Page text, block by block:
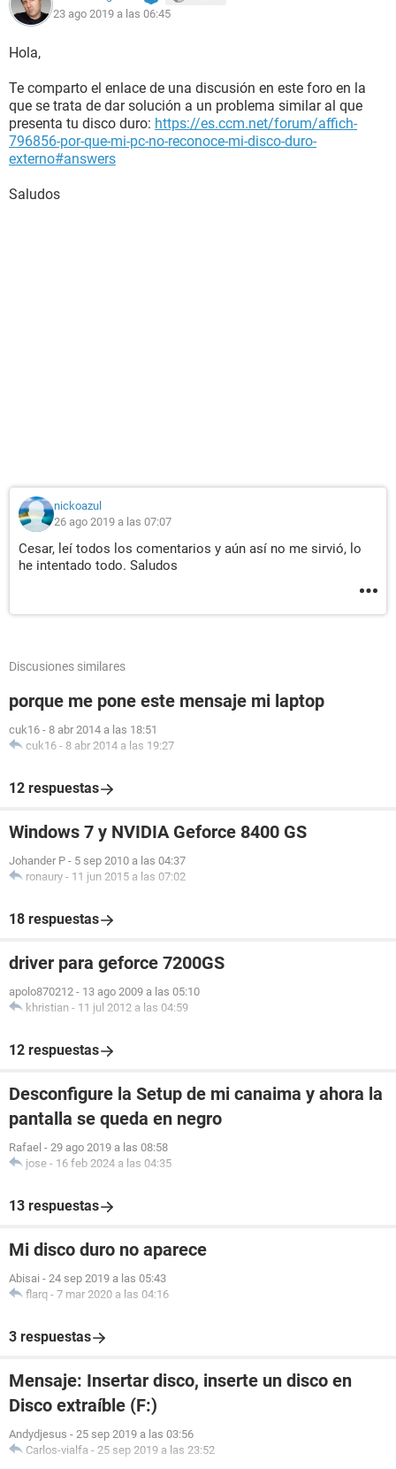
queda trancado por un largo rato y luego se arregla y dice
estudios y no puedo formatearlo por ese motivo.
He leído que puede ser por algún driver que este causando el
error, pero desconozco la información.
AGRADECERÍA PROFUNDAMENTE CUALQUIER TIPO DE
AYUDA.
23 ago 2019 a las 06:45
Hola,
Te comparto el enlace de una discusión en este foro en la
que se trata de dar solución a un problema similar al que
presenta tu disco duro: https://es.ccm.net/forum/affich-
796856-por-que-mi-pc-no-reconoce-mi-disco-duro-
externo#answers
Saludos
nickoazul
26 ago 2019 a las 07:07
Cesar, leí todos los comentarios y aún así no me sirvió, lo
he intentado todo. Saludos
Discusiones similares
porque me pone este mensaje mi laptop
cuk16 - 8 abr 2014 a las 18:51
cuk16 - 8 abr 2014 a las 19:27
12 respuestas
Windows 7 y NVIDIA Geforce 8400 GS
Johander P - 5 sep 2010 a las 04:37
ronaury - 11 jun 2015 a las 07:02
18 respuestas
driver para geforce 7200GS
apolo870212 - 13 ago 2009 a las 05:10
khristian - 11 jul 2012 a las 04:59
12 respuestas
Desconfigure la Setup de mi canaima y ahora la
pantalla se queda en negro
Rafael - 29 ago 2019 a las 08:58
jose - 16 feb 2024 a las 04:35
13 respuestas
Mi disco duro no aparece
Abisai - 24 sep 2019 a las 05:43
flarq - 7 mar 2020 a las 04:16
3 respuestas
Mensaje: Insertar disco, inserte un disco en
Disco extraíble (F:)
Andydjesus - 25 sep 2019 a las 03:56
Carlos-vialfa - 25 sep 2019 a las 23:52